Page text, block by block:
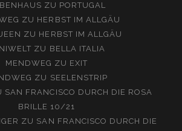
ZU PORTUGAL
ZU HERBST IM ALLGÄU
ZU HERBST IM ALLGÄU
ZU BELLA ITALIA
MENDWEG ZU EXIT
ZU SEELENSTRIP
SAN FRANCISCO DURCH DIE ROSA
BRILLE 10/21
ZU SAN FRANCISCO DURCH DIE